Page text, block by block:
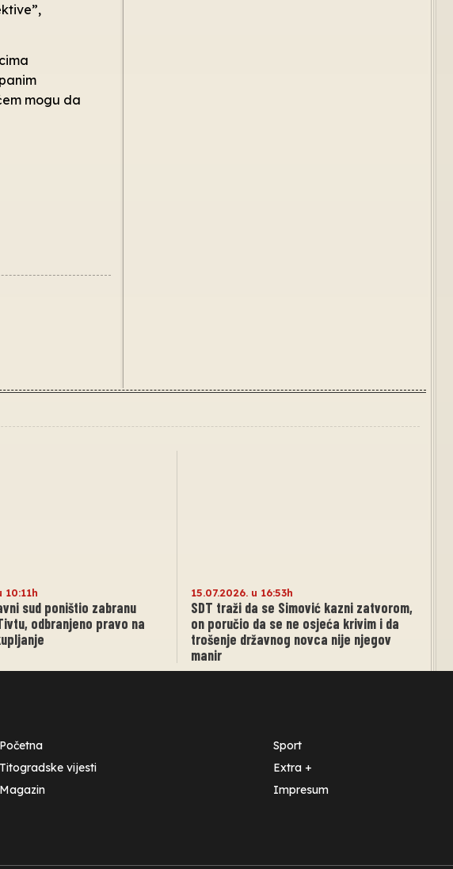
mogu da
10:11h
sud poništio zabranu
odbranjeno pravo na
15.07.2026. u 16:53h
SDT traži da se Simović kazni zatvorom,
on poručio da se ne osjeća krivim i da
trošenje državnog novca nije njegov
manir
Početna
Titogradske vijesti
Magazin
Sport
Extra +
Impresum